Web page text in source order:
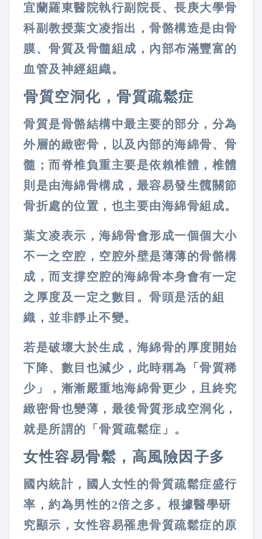
宜蘭羅東醫院執行副院長、長庚大學骨
科副教授葉文凌指出，骨骼構造是由骨
膜、骨質及骨髓組成，內部布滿豐富的
血管及神經組織。
骨質空洞化，骨質疏鬆症
骨質是骨骼結構中最主要的部分，分為
外層的緻密骨，以及內部的海綿骨、骨
髓；而脊椎負重主要是依賴椎體，椎體
則是由海綿骨構成，最容易發生髖關節
骨折處的位置，也主要由海綿骨組成。
葉文凌表示，海綿骨會形成一個個大小
不一之空腔，空腔外壁是薄薄的骨骼構
成，而支撐空腔的海綿骨本身會有一定
之厚度及一定之數目。骨頭是活的組
織，並非靜止不變。
若是破壞大於生成，海綿骨的厚度開始
下降、數目也減少，此時稱為「骨質稀
少」，漸漸嚴重地海綿骨更少，且終究
緻密骨也變薄，最後骨質形成空洞化，
就是所謂的「骨質疏鬆症」。
女性容易骨鬆，高風險因子多
國內統計，國人女性的骨質疏鬆症盛行
率，約為男性的2倍之多。根據醫學研
究顯示，女性容易罹患骨質疏鬆症的原